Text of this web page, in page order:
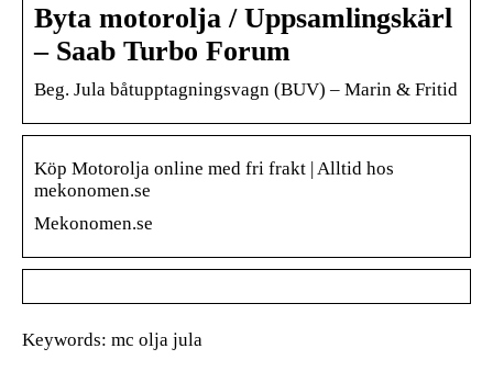
Byta motorolja / Uppsamlingskärl
– Saab Turbo Forum
Beg. Jula båtupptagningsvagn (BUV) – Marin & Fritid
Köp Motorolja online med fri frakt | Alltid hos
mekonomen.se
Mekonomen.se
Keywords: mc olja jula